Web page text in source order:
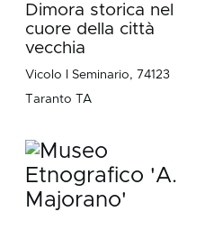
Dimora storica nel
cuore della città
vecchia
Vicolo I Seminario, 74123
Taranto TA